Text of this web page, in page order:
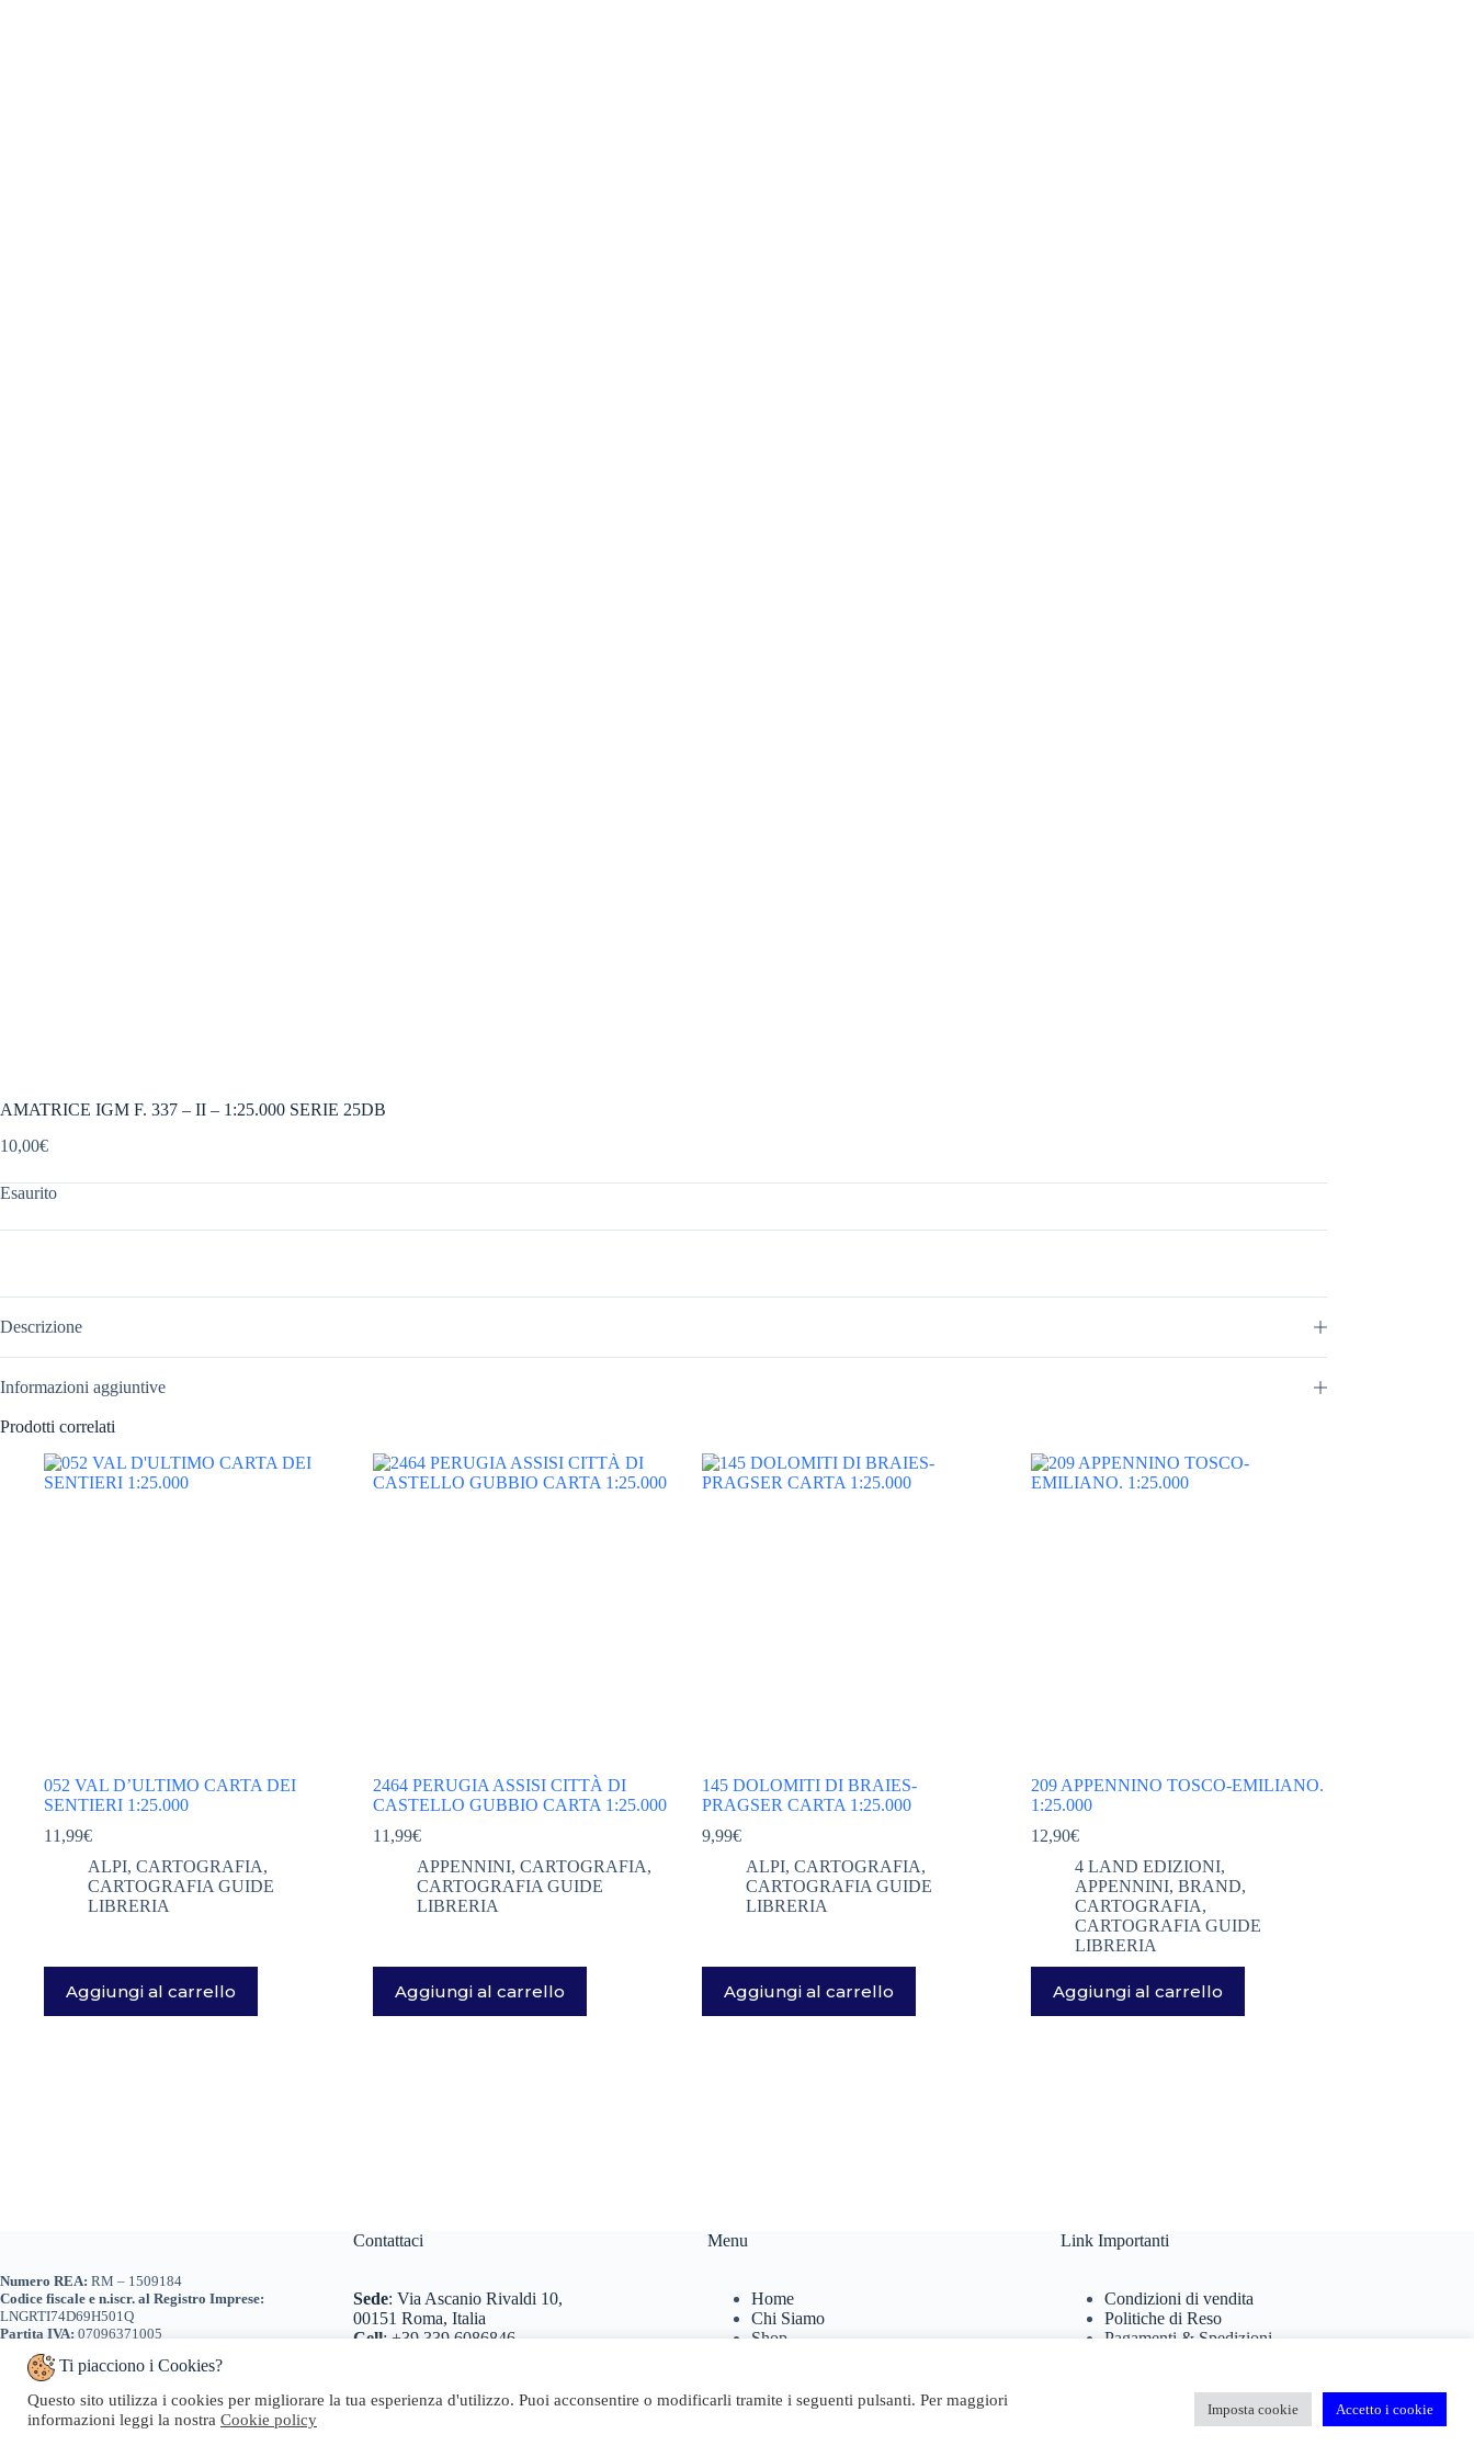
AMATRICE IGM F. 337 – II – 1:25.000 SERIE 25DB
10,00€
Esaurito
Descrizione
Informazioni aggiuntive
Prodotti correlati
052 VAL D’ULTIMO CARTA DEI
SENTIERI 1:25.000
11,99€
ALPI, CARTOGRAFIA,
CARTOGRAFIA GUIDE
LIBRERIA
Aggiungi al carrello
2464 PERUGIA ASSISI CITTÀ DI
CASTELLO GUBBIO CARTA 1:25.000
11,99€
APPENNINI, CARTOGRAFIA,
CARTOGRAFIA GUIDE
LIBRERIA
Aggiungi al carrello
145 DOLOMITI DI BRAIES-
PRAGSER CARTA 1:25.000
9,99€
ALPI, CARTOGRAFIA,
CARTOGRAFIA GUIDE
LIBRERIA
Aggiungi al carrello
209 APPENNINO TOSCO-EMILIANO.
1:25.000
12,90€
4 LAND EDIZIONI,
APPENNINI, BRAND,
CARTOGRAFIA,
CARTOGRAFIA GUIDE
LIBRERIA
Aggiungi al carrello
Numero REA: RM – 1509184
Codice fiscale e n.iscr. al Registro Imprese:
LNGRTI74D69H501Q
Partita IVA: 07096371005
Contattaci
Sede:Via Ascanio Rivaldi 10,
00151 Roma, Italia
Cell:+39 339 6086846
Email:info@geosta.it
Menu
Home
Chi Siamo
Shop
Link Importanti
Condizioni di vendita
Politiche di Reso
Pagamenti & Spedizioni
Cookie Policy
Domande Frequenti
Ti piacciono i Cookies?
Questo sito utilizza i cookies per migliorare la tua esperienza d'utilizzo. Puoi acconsentire o modificarli tramite i seguenti pulsanti. Per maggiori
informazioni leggi la nostra Cookie policy
Imposta cookie Accetto i cookie